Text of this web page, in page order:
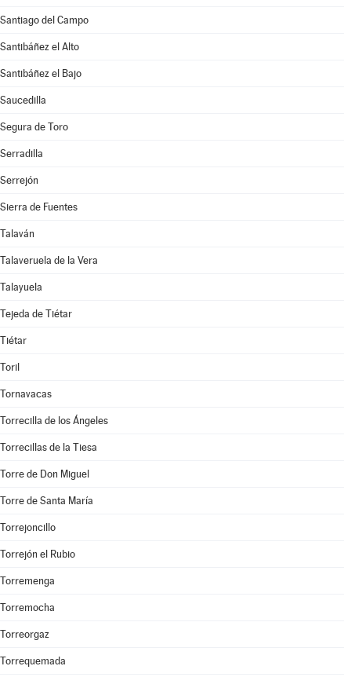
Santiago del Campo
Santibáñez el Alto
Santibáñez el Bajo
Saucedilla
Segura de Toro
Serradilla
Serrejón
Sierra de Fuentes
Talaván
Talaveruela de la Vera
Talayuela
Tejeda de Tiétar
Tiétar
Toril
Tornavacas
Torrecilla de los Ángeles
Torrecillas de la Tiesa
Torre de Don Miguel
Torre de Santa María
Torrejoncillo
Torrejón el Rubio
Torremenga
Torremocha
Torreorgaz
Torrequemada